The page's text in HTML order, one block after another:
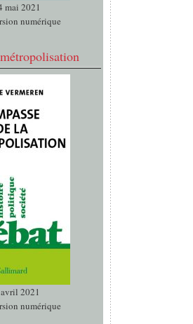
mai 2021
numérique
2021
numérique